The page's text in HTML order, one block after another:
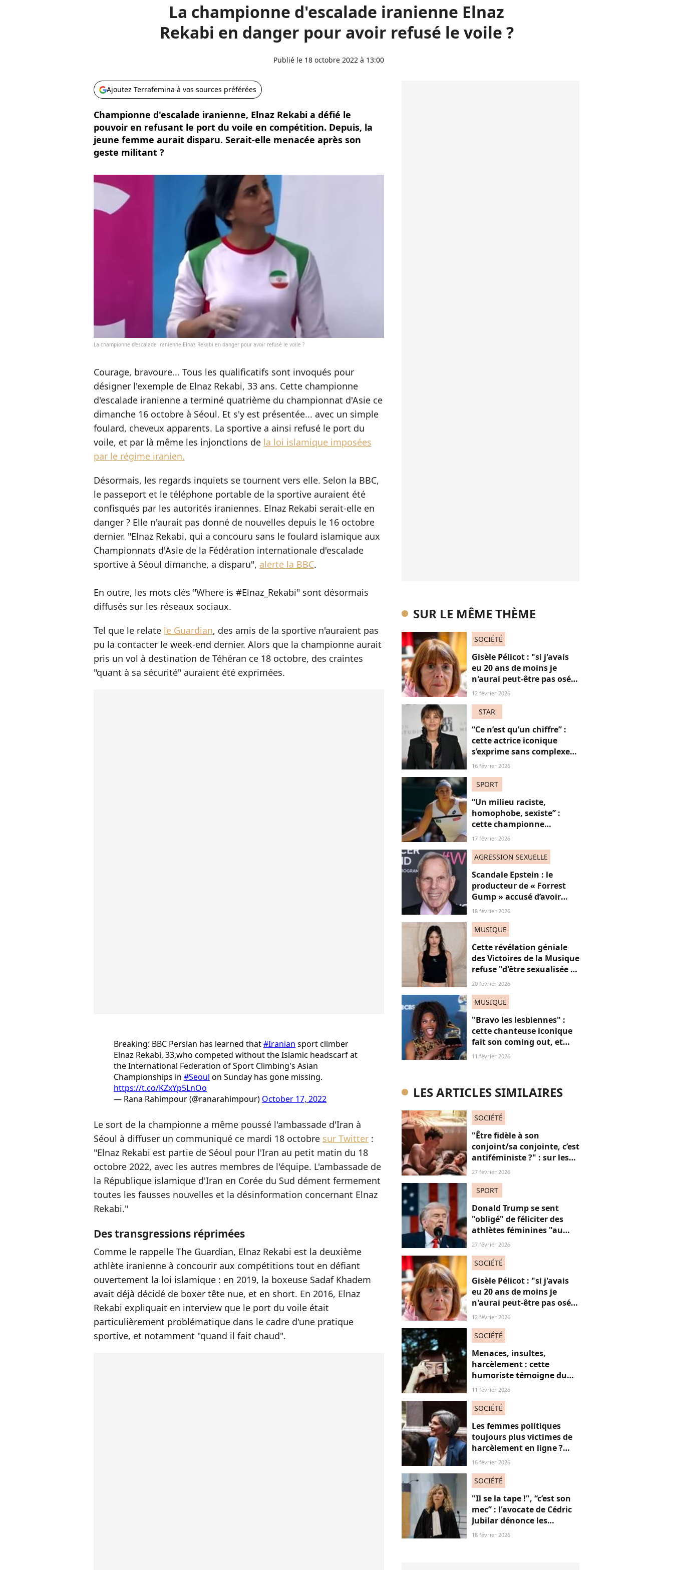
La championne d'escalade iranienne Elnaz
Rekabi en danger pour avoir refusé le voile ?
Publié le 18 octobre 2022 à 13:00
Ajoutez Terrafemina à vos sources préférées
Championne d'escalade iranienne, Elnaz Rekabi a défié le
pouvoir en refusant le port du voile en compétition. Depuis, la
jeune femme aurait disparu. Serait-elle menacée après son
geste militant ?
La championne d'escalade iranienne Elnaz Rekabi en danger pour avoir refusé le voile ?
Courage, bravoure... Tous les qualificatifs sont invoqués pour
désigner l'exemple de Elnaz Rekabi, 33 ans. Cette championne
d'escalade iranienne a terminé quatrième du championnat d'Asie ce
dimanche 16 octobre à Séoul. Et s'y est présentée... avec un simple
foulard, cheveux apparents. La sportive a ainsi refusé le port du
voile, et par là même les injonctions de la loi islamique imposées
par le régime iranien.
Désormais, les regards inquiets se tournent vers elle. Selon la BBC,
le passeport et le téléphone portable de la sportive auraient été
confisqués par les autorités iraniennes. Elnaz Rekabi serait-elle en
danger ? Elle n'aurait pas donné de nouvelles depuis le 16 octobre
dernier. "Elnaz Rekabi, qui a concouru sans le foulard islamique aux
Championnats d'Asie de la Fédération internationale d'escalade
sportive à Séoul dimanche, a disparu", alerte la BBC.
En outre, les mots clés "Where is #Elnaz_Rekabi" sont désormais
diffusés sur les réseaux sociaux.
Tel que le relate le Guardian, des amis de la sportive n'auraient pas
pu la contacter le week-end dernier. Alors que la championne aurait
pris un vol à destination de Téhéran ce 18 octobre, des craintes
"quant à sa sécurité" auraient été exprimées.
Breaking: BBC Persian has learned that#Iranian sport climber
Elnaz Rekabi, 33,who competed without the Islamic headscarf at
the International Federation of Sport Climbing's Asian
Championships in #Seoul on Sunday has gone missing.
https://t.co/KZxYp5LnOo
— Rana Rahimpour (@ranarahimpour) October 17, 2022
Le sort de la championne a même poussé l'ambassade d'Iran à
Séoul à diffuser un communiqué ce mardi 18 octobre sur Twitter :
"Elnaz Rekabi est partie de Séoul pour l'Iran au petit matin du 18
octobre 2022, avec les autres membres de l'équipe. L'ambassade de
la République islamique d'Iran en Corée du Sud dément fermement
toutes les fausses nouvelles et la désinformation concernant Elnaz
Rekabi."
Des transgressions réprimées
Comme le rappelle The Guardian, Elnaz Rekabi est la deuxième
athlète iranienne à concourir aux compétitions tout en défiant
ouvertement la loi islamique : en 2019, la boxeuse Sadaf Khadem
avait déjà décidé de boxer tête nue, et en short. En 2016, Elnaz
Rekabi expliquait en interview que le port du voile était
particulièrement problématique dans le cadre d'une pratique
sportive, et notamment "quand il fait chaud".
SUR LE MÊME THÈME
SOCIÉTÉ
Gisèle Pélicot : "si j'avais
eu 20 ans de moins je
n'aurai peut-être pas osé
refuser le huis-clos"
12 février 2026
STAR
“Ce n’est qu’un chiffre” :
cette actrice iconique
s’exprime sans complexe
sur le fait d’avoir bientôt
16 février 2026
SPORT
“Un milieu raciste,
homophobe, sexiste” :
cette championne
dézingue le monde du
17 février 2026
AGRESSION SEXUELLE
Scandale Epstein : le
producteur de « Forrest
Gump » accusé d’avoir
sexuellement agressé une
18 février 2026
MUSIQUE
Cette révélation géniale
des Victoires de la Musique
refuse "d'être sexualisée et
soumise" et vénère
Despentes"
20 février 2026
MUSIQUE
"Bravo les lesbiennes" :
cette chanteuse iconique
fait son coming out, et
non, on ne "s'en fout" pas
11 février 2026
LES ARTICLES SIMILAIRES
SOCIÉTÉ
"Être fidèle à son
conjoint/sa conjointe, c’est
antiféministe ?" : sur les
réseaux sociaux, cette
27 février 2026
SPORT
Donald Trump se sent
"obligé" de féliciter des
athlètes féminines "au
risque d'être destitué"
27 février 2026
SOCIÉTÉ
Gisèle Pélicot : "si j'avais
eu 20 ans de moins je
n'aurai peut-être pas osé
refuser le huis-clos"
12 février 2026
SOCIÉTÉ
Menaces, insultes,
harcèlement : cette
humoriste témoigne du
sort des femmes sur les
11 février 2026
SOCIÉTÉ
Les femmes politiques
toujours plus victimes de
harcèlement en ligne ?
Une étude interroge ce
16 février 2026
SOCIÉTÉ
"Il se la tape !", “c’est son
mec” : l'avocate de Cédric
Jubilar dénonce les
réflexions misogynes
18 février 2026